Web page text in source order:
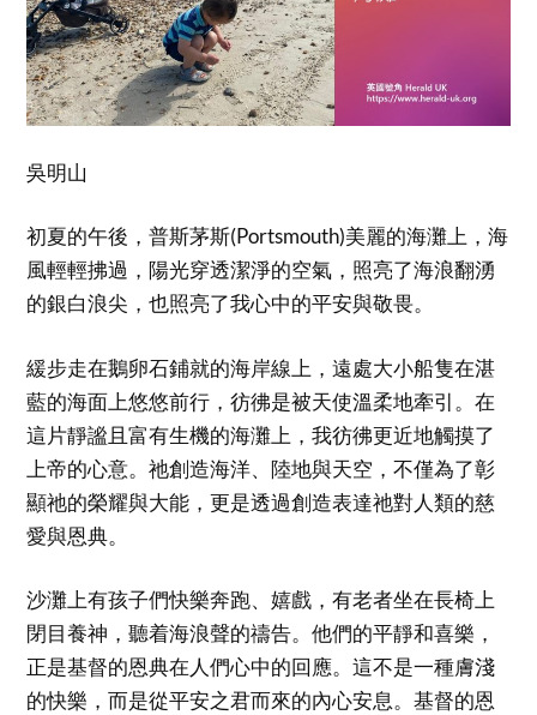
吳明山
初夏的午後，普斯茅斯(Portsmouth)美麗的海灘上，海
風輕輕拂過，陽光穿透潔淨的空氣，照亮了海浪翻湧
的銀白浪尖，也照亮了我心中的平安與敬畏。
緩步走在鵝卵石鋪就的海岸線上，遠處大小船隻在湛
藍的海面上悠悠前行，彷彿是被天使溫柔地牽引。在
這片靜謐且富有生機的海灘上，我彷彿更近地觸摸了
上帝的心意。祂創造海洋、陸地與天空，不僅為了彰
顯祂的榮耀與大能，更是透過創造表達祂對人類的慈
愛與恩典。
沙灘上有孩子們快樂奔跑、嬉戲，有老者坐在長椅上
閉目養神，聽着海浪聲的禱告。他們的平靜和喜樂，
正是基督的恩典在人們心中的回應。這不是一種膚淺
的快樂，而是從平安之君而來的內心安息。基督的恩